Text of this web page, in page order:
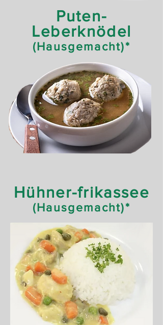
Puten-
Leberknödel
(Hausgemacht)*
Hühner-frikassee
(Hausgemacht)*